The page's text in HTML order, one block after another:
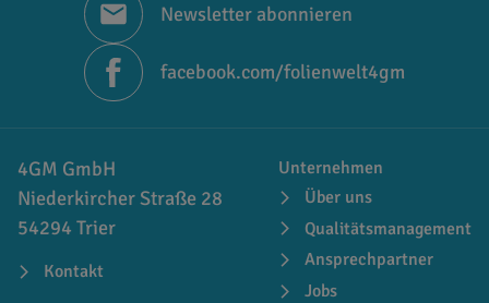
Newsletter abonnieren
facebook.com/folienwelt4gm
4GM GmbH
Niederkircher Straße 28
54294 Trier
Kontakt
Unternehmen
Über uns
Qualitätsmanagement
Ansprechpartner
Jobs